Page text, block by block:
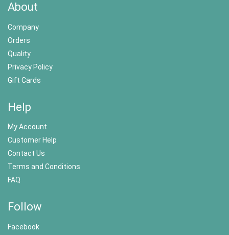
About
Company
Orders
Quality
Privacy Policy
Gift Cards
Help
My Account
Customer Help
Contact Us
Terms and Conditions
FAQ
Follow
Facebook